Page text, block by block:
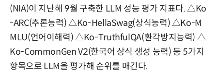
(NIA)이 지난해 9월 구축한 LLM 성능 평가 지표다. △Ko
-ARC(추론능력) △Ko-HellaSwag(상식능력) △Ko-M
MLU(언어이해력) △Ko-TruthfulQA(환각방지능력) △
Ko-CommonGen V2(한국어 상식 생성 능력) 등 5가지
항목으로 LLM을 평가해 순위를 매긴다.